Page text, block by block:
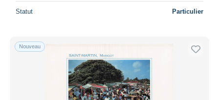
Statut Particulier
Nouveau